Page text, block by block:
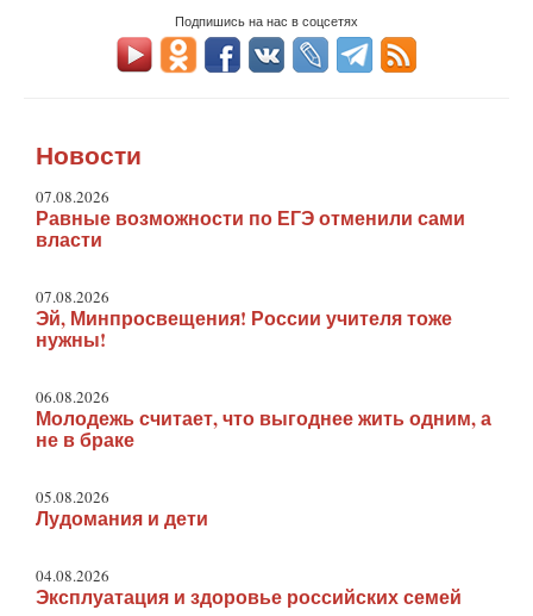
Подпишись на нас в соцсетях
Новости
07.08.2026
Равные возможности по ЕГЭ отменили сами
власти
07.08.2026
Эй, Минпросвещения! России учителя тоже
нужны!
06.08.2026
Молодежь считает, что выгоднее жить одним, а
не в браке
05.08.2026
Лудомания и дети
04.08.2026
Эксплуатация и здоровье российских семей